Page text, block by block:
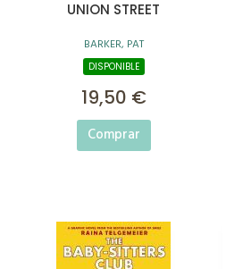
UNION STREET
BARKER, PAT
DISPONIBLE
19,50 €
Comprar